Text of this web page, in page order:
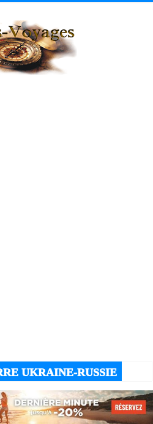
UKRAINE-RUSSIE